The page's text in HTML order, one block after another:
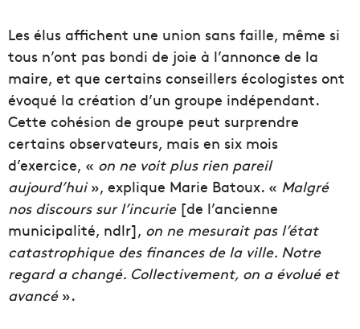
Les élus affichent une union sans faille, même si
tous n’ont pas bondi de joie à l’annonce de la
maire, et que certains conseillers écologistes ont
évoqué la création d’un groupe indépendant.
Cette cohésion de groupe peut surprendre
certains observateurs, mais en six mois
d’exercice, « on ne voit plus rien pareil
aujourd’hui», explique Marie Batoux. « Malgré
nos discours sur l’incurie[de l’ancienne
municipalité, ndlr], on ne mesurait pas l’état
catastrophique des finances de la ville. Notre
regard a changé. Collectivement, on a évolué et
avancé».